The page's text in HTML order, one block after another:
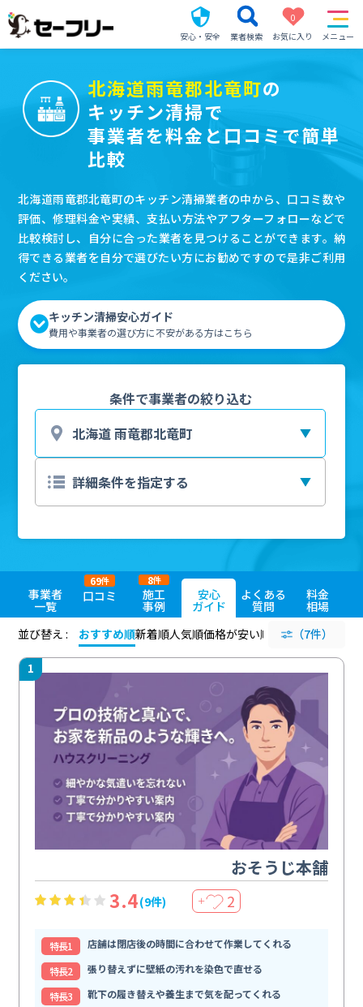
安心・安全 業者検索
0
お気に入り
メニュー
北海道雨竜郡北竜町の
キッチン清掃で
事業者を料金と口コミで簡単
比較
北海道雨竜郡北竜町のキッチン清掃業者の中から、口コミ数や
評価、修理料金や実績、支払い方法やアフターフォローなどで
比較検討し、自分に合った業者を見つけることができます。納
得できる業者を自分で選びたい方にお勧めですので是非ご利用
ください。
キッチン清掃安心ガイド
費用や事業者の選び方に不安がある方はこちら
条件で事業者の絞り込む
事業者
一覧
口コミ
69件
施工
事例
8件
安心
ガイド
よくある
質問
料金
相場
並び替え :
おすすめ順新着順人気順価格が安い順 評価が高い順
（7件）
1
おそうじ本舗
3.4(9件) ＋ 2
特⻑1
店舗は閉店後の時間に合わせて作業してくれる
特⻑2
張り替えずに壁紙の汚れを染色で直せる
特⻑3
靴下の履き替えや養生まで気を配ってくれる